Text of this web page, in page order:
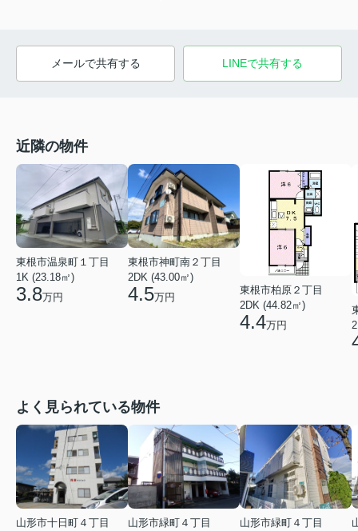
メールで共有する LINEで共有する
近隣の物件
東根市温泉町１丁目
1K (23.18㎡)
3.8万円
東根市神町南２丁目
2DK (43.00㎡)
4.5万円
東根市柏原２丁目
2DK (44.82㎡)
4.4万円
よく見られている物件
山形市十日町４丁目
山形市緑町４丁目
山形市緑町４丁目